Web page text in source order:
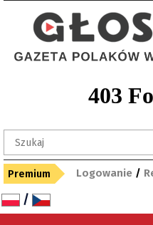
Premium Logowanie /
/